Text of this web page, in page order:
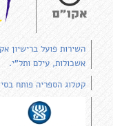
השירות פועל ברישיון
אשכולות, עילם ותל"י.
קטלוג הספריה פותח